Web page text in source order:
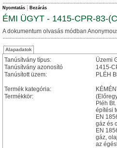
Nyomtatás Bezárás
ÉMI ÜGYT - 1415-CPR-83-
A dokumentum olvasás módban
Alapadatok
Tanúsítvány típus:
Üzemi
Tanúsítvány azonosító
1415-
Tanúsított üzem:
PLÉH
Termék kategória:
Termékkör:
Pléh
építési
EN
gáz és
EN
gáz,
az